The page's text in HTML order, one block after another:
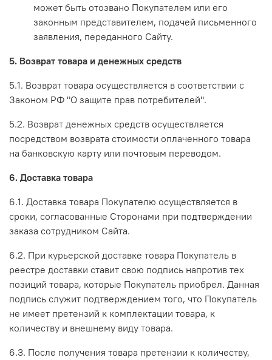
может быть отозвано Покупателем или его
законным представителем, подачей письменного
заявления, переданного Сайту.
5. Возврат товара и денежных средств
5.1. Возврат товара осуществляется в соответствии с
Законом РФ "О защите прав потребителей".
5.2. Возврат денежных средств осуществляется
посредством возврата стоимости оплаченного товара
на банковскую карту или почтовым переводом.
6. Доставка товара
6.1. Доставка товара Покупателю осуществляется в
сроки, согласованные Сторонами при подтверждении
заказа сотрудником Сайта.
6.2. При курьерской доставке товара Покупатель в
реестре доставки ставит свою подпись напротив тех
позиций товара, которые Покупатель приобрел. Данная
подпись служит подтверждением того, что Покупатель
не имеет претензий к комплектации товара, к
количеству и внешнему виду товара.
6.3. После получения товара претензии к количеству,